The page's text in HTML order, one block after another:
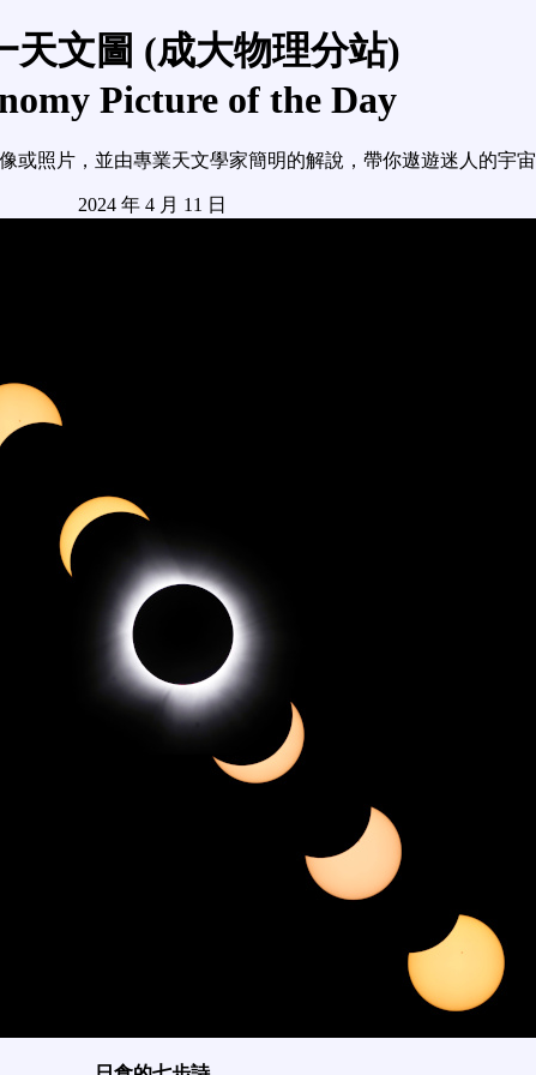
天文圖 (成大物理分站)
Picture of the Day
或照片，並由專業天文學家簡明的解說，帶你遨遊迷人的宇宙
2024 年 4 月 11 日